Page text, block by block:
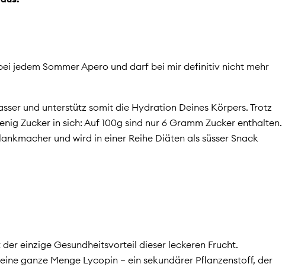
jedem Sommer Apero und darf bei mir definitiv nicht mehr
und unterstütz somit die Hydration Deines Körpers. Trotz
Zucker in sich: Auf 100g sind nur 6 Gramm Zucker enthalten.
und wird in einer Reihe Diäten als süsser Snack
einzige Gesundheitsvorteil dieser leckeren Frucht.
ganze Menge Lycopin – ein sekundärer Pflanzenstoff, der